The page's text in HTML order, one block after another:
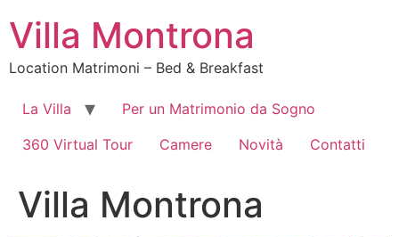
contenuto
Villa Montrona
Location Matrimoni – Bed & Breakfast
La Villa
Per un Matrimonio da Sogno
360 Virtual Tour
Camere Novità Contatti
Villa Montrona